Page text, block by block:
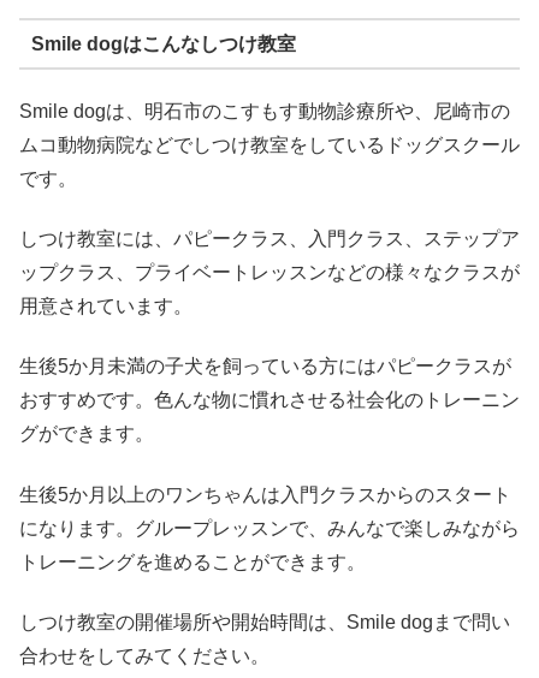
Smile dogはこんなしつけ教室
Smile dogは、明石市のこすもす動物診療所や、尼崎市の
ムコ動物病院などでしつけ教室をしているドッグスクール
です。
しつけ教室には、パピークラス、入門クラス、ステップア
ップクラス、プライベートレッスンなどの様々なクラスが
用意されています。
生後5か月未満の子犬を飼っている方にはパピークラスが
おすすめです。色んな物に慣れさせる社会化のトレーニン
グができます。
生後5か月以上のワンちゃんは入門クラスからのスタート
になります。グループレッスンで、みんなで楽しみながら
トレーニングを進めることができます。
しつけ教室の開催場所や開始時間は、Smile dogまで問い
合わせをしてみてください。